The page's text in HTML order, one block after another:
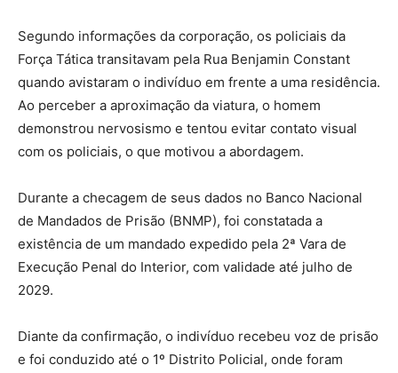
Segundo informações da corporação, os policiais da
Força Tática transitavam pela Rua Benjamin Constant
quando avistaram o indivíduo em frente a uma residência.
Ao perceber a aproximação da viatura, o homem
demonstrou nervosismo e tentou evitar contato visual
com os policiais, o que motivou a abordagem.
Durante a checagem de seus dados no Banco Nacional
de Mandados de Prisão (BNMP), foi constatada a
existência de um mandado expedido pela 2ª Vara de
Execução Penal do Interior, com validade até julho de
2029.
Diante da confirmação, o indivíduo recebeu voz de prisão
e foi conduzido até o 1º Distrito Policial, onde foram